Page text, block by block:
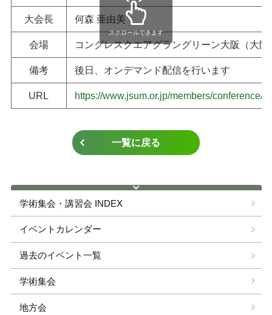
認定資格
各種手続き
学術集会・講習会 INDEX
イベントカレンダー
過去のイベント一覧
学術集会
地方会
大会長 何森 亜由美
会場 コングレスクエアグラングリーン大阪（大阪
備考 後日、オンデマンド配信を行います
URL https://www.jsum.or.jp/members/conference/
スクロールできます
一覧に戻る